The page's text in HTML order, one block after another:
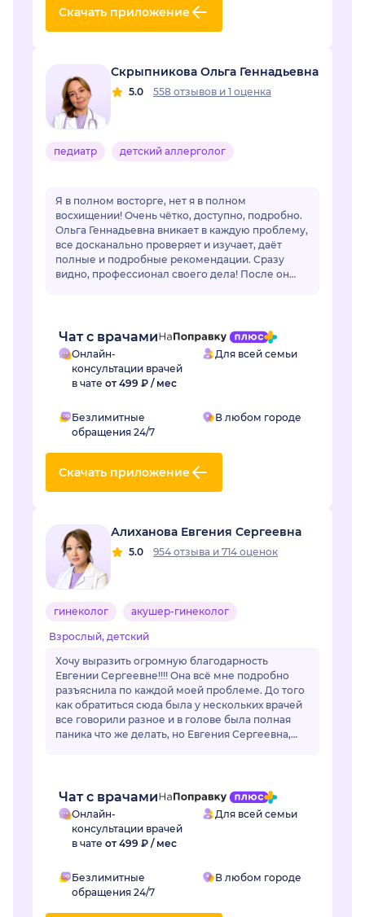
Скачать приложение
Скрыпникова Ольга Геннадьевна
5.0 558 отзывов и 1 оценка
педиатр детский аллерголог
Я в полном восторге, нет я в полном
восхищении! Очень чётко, доступно, подробно.
Ольга Геннадьевна вникает в каждую проблему,
все досканально проверяет и изучает, даёт
полные и подробные рекомендации. Сразу
видно, профессионал своего дела! После он
Чат с врачами
Онлайн-
консультации врачей
в чате от 499 ₽ / мес
Для всей семьи
Безлимитные
обращения 24/7
В любом городе
Скачать приложение
Алиханова Евгения Сергеевна
5.0 954 отзыва и 714 оценок
гинеколог акушер-гинеколог
Взрослый, детский
Хочу выразить огромную благодарность
Евгении Сергеевне!!!! Она всё мне подробно
разъяснила по каждой моей проблеме. До того
как обратиться сюда была у нескольких врачей
все говорили разное и в голове была полная
паника что же делать, но Евгения Сергеевна,
Чат с врачами
Онлайн-
консультации врачей
в чате от 499 ₽ / мес
Для всей семьи
Безлимитные
обращения 24/7
В любом городе